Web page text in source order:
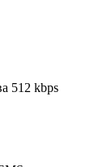
512 kbps